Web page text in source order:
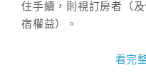
住手續，則視訂房者（
宿權益）。
看完